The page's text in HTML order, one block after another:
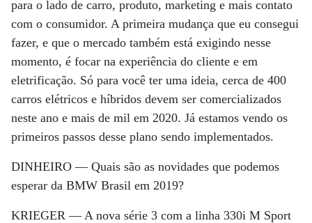
para o lado de carro, produto, marketing e mais contato
com o consumidor. A primeira mudança que eu consegui
fazer, e que o mercado também está exigindo nesse
momento, é focar na experiência do cliente e em
eletrificação. Só para você ter uma ideia, cerca de 400
carros elétricos e híbridos devem ser comercializados
neste ano e mais de mil em 2020. Já estamos vendo os
primeiros passos desse plano sendo implementados.
DINHEIRO —Quais são as novidades que podemos
esperar da BMW Brasil em 2019?
KRIEGER —A nova série 3 com a linha 330i M Sport